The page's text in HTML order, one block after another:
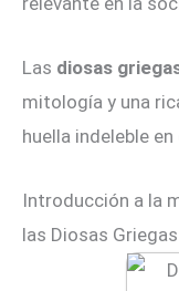
Las diosas
mitología y una
huella indeleble
Introducción a la
las Diosas Griegas